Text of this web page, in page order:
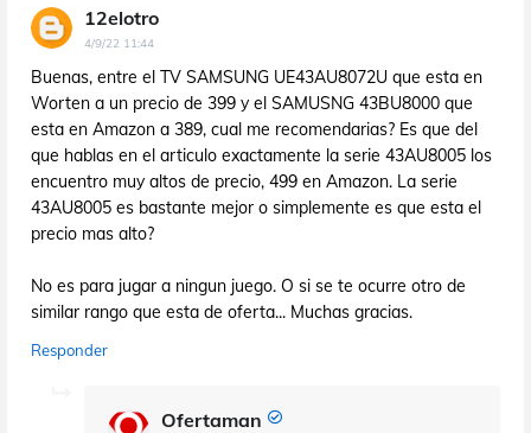
12elotro
4/9/22 11:44
Buenas, entre el TV SAMSUNG UE43AU8072U que esta en
Worten a un precio de 399 y el SAMUSNG 43BU8000 que
esta en Amazon a 389, cual me recomendarias? Es que del
que hablas en el articulo exactamente la serie 43AU8005 los
encuentro muy altos de precio, 499 en Amazon. La serie
43AU8005 es bastante mejor o simplemente es que esta el
precio mas alto?
No es para jugar a ningun juego. O si se te ocurre otro de
similar rango que esta de oferta... Muchas gracias.
Responder
Ofertaman